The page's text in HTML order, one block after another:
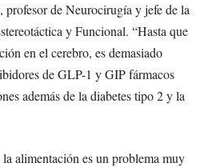
de Neurocirugía y jefe de la
y Funcional. “Hasta que
en el cerebro, es demasiado
de GLP-1 y GIP fármacos
además de la diabetes tipo 2 y la
alimentación es un problema muy